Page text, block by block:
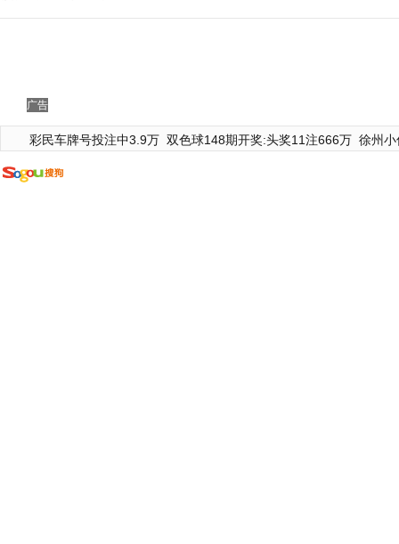
广告
彩民车牌号投注中3.9万 双色球148期开奖:头奖11注666万 徐州